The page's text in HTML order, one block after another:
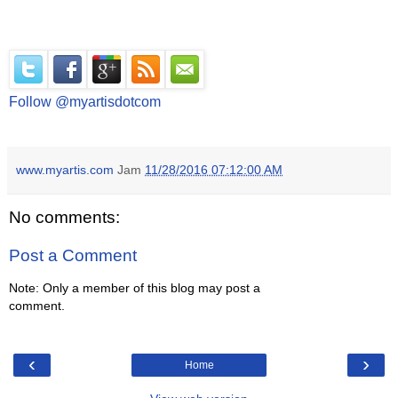
Follow @myartisdotcom
www.myartis.com Jam 11/28/2016 07:12:00 AM
No comments:
Post a Comment
Note: Only a member of this blog may post a
comment.
‹ ›
Home